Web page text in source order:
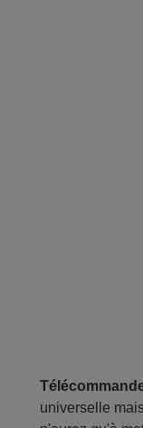
universelle